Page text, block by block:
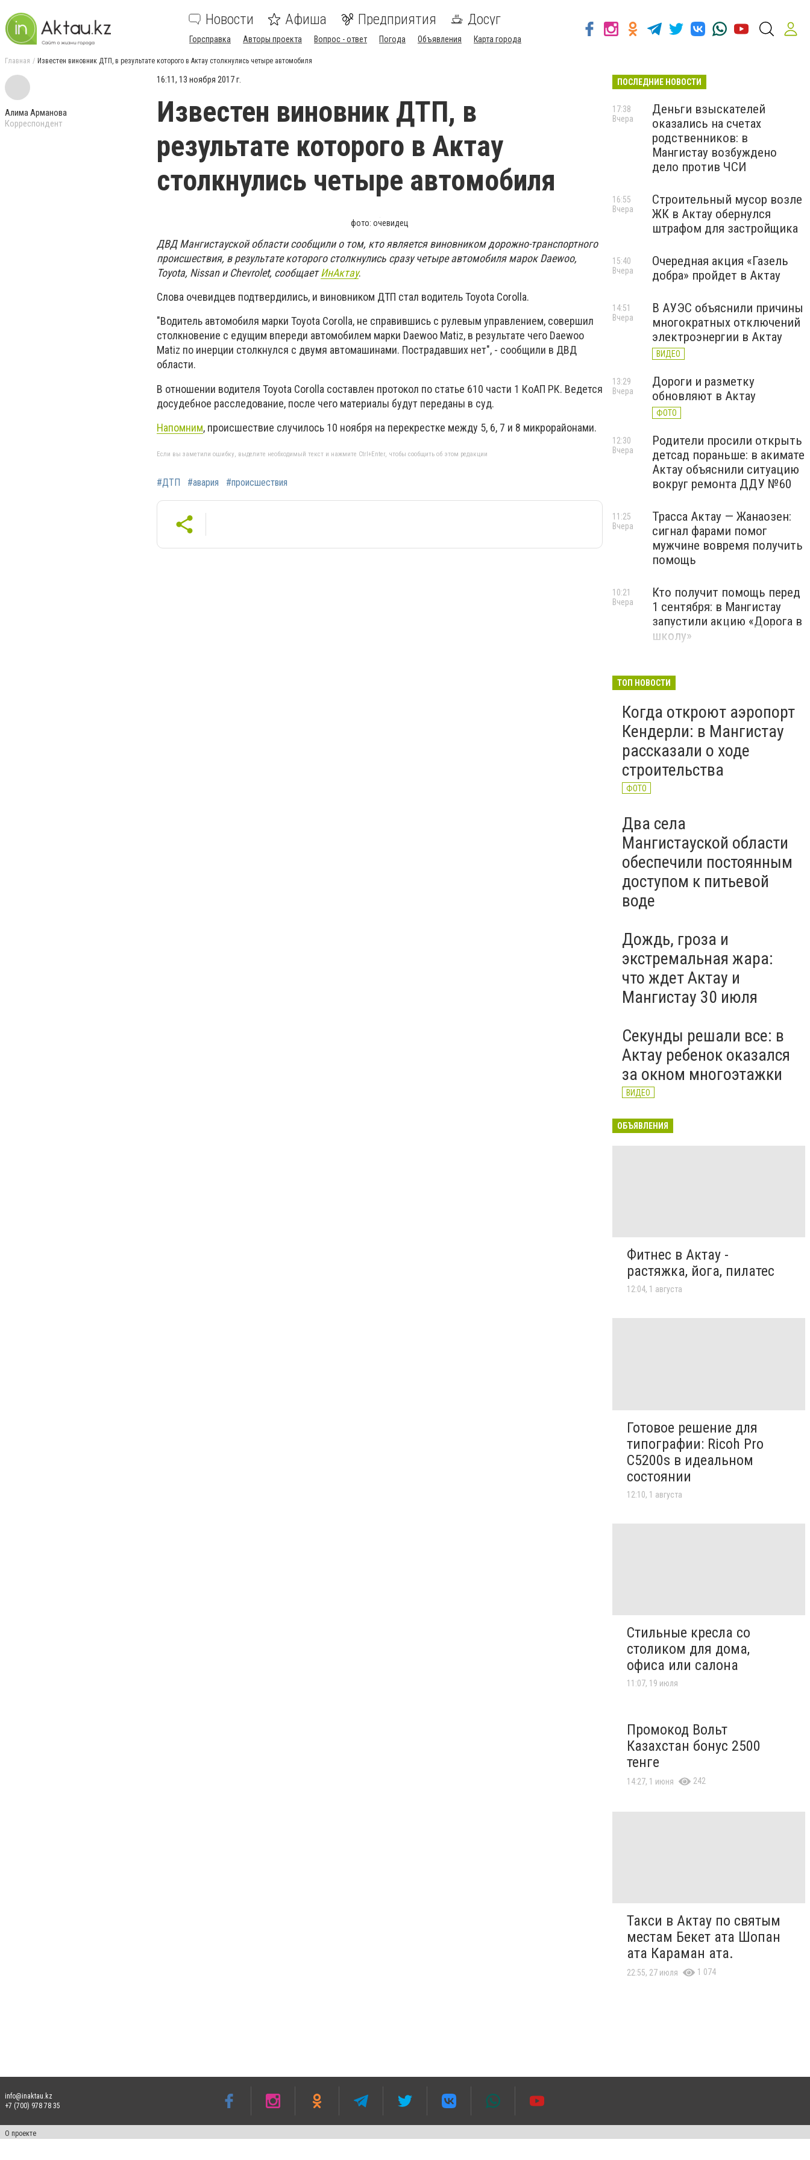
Новости Афиша Предприятия Досуг
Горсправка Авторы проекта Вопрос - ответ Погода Объявления Карта города
Главная Известен виновник ДТП, в результате которого в Актау столкнулись четыре автомобиля
Алима Арманова
Корреспондент
16:11, 13 ноября 2017 г.
Известен виновник ДТП, в
результате которого в Актау
столкнулись четыре автомобиля
фото: очевидец
ДВД Мангистауской области сообщили о том, кто является виновником дорожно-транспортного
происшествия, в результате которого столкнулись сразу четыре автомобиля марок Daewoo,
Toyota, Nissan и Chevrolet, сообщаетИнАктау.
Слова очевидцев подтвердились, и виновником ДТП стал водитель Toyota Corolla.
"Водитель автомобиля марки Toyota Corolla, не справившись с рулевым управлением, совершил
столкновение с едущим впереди автомобилем марки Daewoo Matiz, в результате чего Daewoo
Matiz по инерции столкнулся с двумя автомашинами. Пострадавших нет", - сообщили в ДВД
области.
В отношении водителя Toyota Corolla составлен протокол по статье 610 части 1 КоАП РК. Ведется
досудебное расследование, после чего материалы будут переданы в суд.
Напомним, происшествие случилось 10 ноября на перекрестке между 5, 6, 7 и 8 микрорайонами.
Если вы заметили ошибку, выделите необходимый текст и нажмите Ctrl+Enter, чтобы сообщить об этом редакции
#ДТП #авария #происшествия
ПОСЛЕДНИЕ НОВОСТИ
Деньги взыскателей
оказались на счетах
родственников: в
Мангистау возбуждено
дело против ЧСИ
17:38
Вчера
Строительный мусор возле
ЖК в Актау обернулся
штрафом для застройщика
16:55
Вчера
Очередная акция «Газель
добра» пройдет в Актау
15:40
Вчера
В АУЭС объяснили причины
многократных отключений
электроэнергии в Актау
ВИДЕО
14:51
Вчера
Дороги и разметку
обновляют в Актау
ФОТО
13:29
Вчера
Родители просили открыть
детсад пораньше: в акимате
Актау объяснили ситуацию
вокруг ремонта ДДУ №60
12:30
Вчера
Трасса Актау — Жанаозен:
сигнал фарами помог
мужчине вовремя получить
помощь
11:25
Вчера
Кто получит помощь перед
1 сентября: в Мангистау
запустили акцию «Дорога в
школу»
10:21
Вчера
ТОП НОВОСТИ
Когда откроют аэропорт
Кендерли: в Мангистау
рассказали о ходе
строительства
ФОТО
Два села
Мангистауской области
обеспечили постоянным
доступом к питьевой
воде
Дождь, гроза и
экстремальная жара:
что ждет Актау и
Мангистау 30 июля
Секунды решали все: в
Актау ребенок оказался
за окном многоэтажки
ВИДЕО
ОБЪЯВЛЕНИЯ
Фитнес в Актау -
растяжка, йога, пилатес
12:04, 1 августа
Готовое решение для
типографии: Ricoh Pro
C5200s в идеальном
состоянии
12:10, 1 августа
Стильные кресла со
столиком для дома,
офиса или салона
11:07, 19 июля
Промокод Вольт
Казахстан бонус 2500
тенге
14:27, 1 июня 242
Такси в Актау по святым
местам Бекет ата Шопан
ата Караман ата.
22:55, 27 июля 1 074
info@inaktau.kz
+7 (700) 978 78 35
О проекте